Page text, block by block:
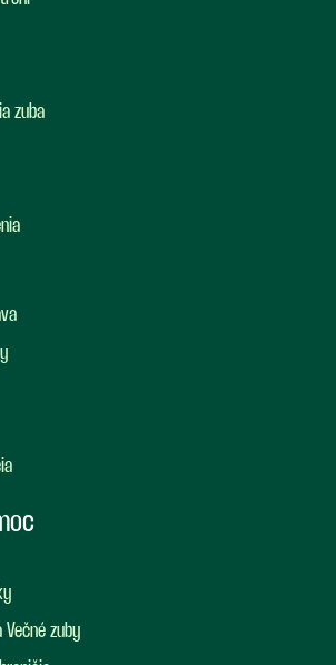
zuba
Večné zuby